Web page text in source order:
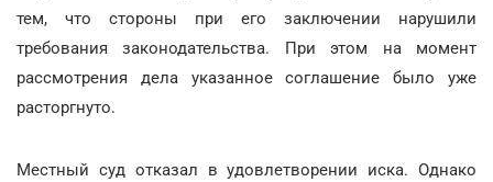
тем, что стороны при его заключении нарушили
требования законодательства. При этом на момент
рассмотрения дела указанное соглашение было уже
расторгнуто.
Местный суд отказал в удовлетворении иска. Однако